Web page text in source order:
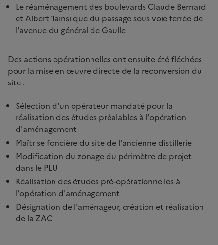
Le réaménagement des boulevards Claude Bernard
et Albert 1ainsi que du passage sous voie ferrée de
l'avenue du général de Gaulle
Des actions opérationnelles ont ensuite été fléchées
pour la mise en œuvre directe de la reconversion du
site :
Sélection d'un opérateur mandaté pour la
réalisation des études préalables à l'opération
d'aménagement
Maîtrise foncière du site de l'ancienne distillerie
Modification du zonage du périmètre de projet
dans le PLU
Réalisation des études pré-opérationnelles à
l'opération d'aménagement
Désignation de l'aménageur, création et réalisation
de la ZAC